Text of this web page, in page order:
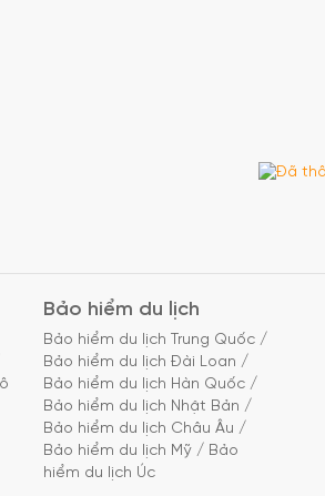
Bảo hiểm du lịch
Bảo hiểm du lịch Trung Quốc /
Bảo hiểm du lịch Đài Loan /
Bảo hiểm du lịch Hàn Quốc /
Bảo hiểm du lịch Nhật Bản /
Bảo hiểm du lịch Châu Âu /
Bảo hiểm du lịch Mỹ / Bảo
hiểm du lịch Úc